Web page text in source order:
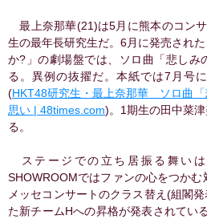
最上奈那華(21)は5月に熊本のコン
生の最年長研究生だ。6月に発売され
か?」の劇場盤では、ソロ曲「悲しみ
る。異例の抜擢だ。本紙では7月号
(HKT48研究生・最上奈那華 ソロ曲「
思い | 48times.com)。1期生の田中菜
る。
ステージでの立ち居振る舞いは
SHOWROOMではファンの心をつか
メッセコンサートのクラス替え(組閣
た新チームHへの昇格が発表されてい